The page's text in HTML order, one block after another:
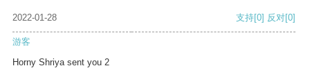
2022-01-28 支持[0] 反对[0]
游客
Horny Shriya sent you 2